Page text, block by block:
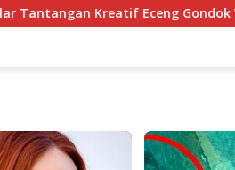
Gondok Waduk Bojongsari,